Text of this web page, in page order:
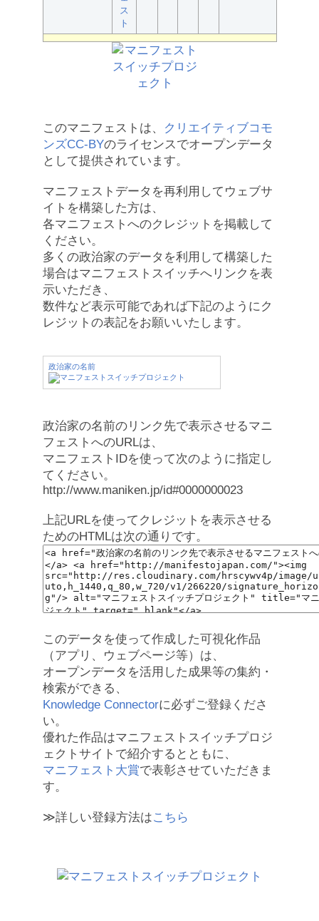
ス
ト
このマニフェストは、
クリエイティブコモ
ンズCC-BYのライセンスでオープンデータ
として提供されています。
マニフェストデータを再利用してウェブサ
イトを構築した方は、
各マニフェストへのクレジットを掲載して
ください。
多くの政治家のデータを利用して構築した
場合はマニフェストスイッチへリンクを表
示いただき、
数件など表示可能であれば下記のようにク
レジットの表記をお願いいたします。
政治家の名前
政治家の名前のリンク先で表示させるマニ
フェストへのURLは、
マニフェストIDを使って次のように指定し
てください。
http://www.maniken.jp/id#0000000023
上記URLを使ってクレジットを表示させる
ためのHTMLは次の通りです。
このデータを使って作成した可視化作品
（アプリ、ウェブページ等）は、
オープンデータを活用した成果等の集約・
検索ができる、
Knowledge Connectorに必ずご登録くださ
い。
優れた作品はマニフェストスイッチプロジ
ェクトサイトで紹介するとともに、
マニフェスト大賞で表彰させていただきま
す。
≫詳しい登録方法はこちら